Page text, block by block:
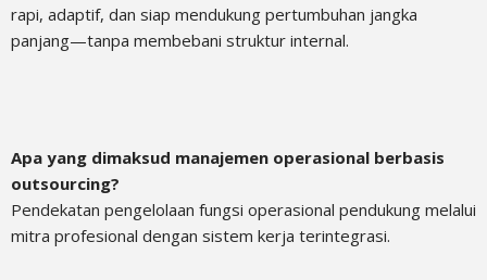
rapi, adaptif, dan siap mendukung pertumbuhan jangka
panjang—tanpa membebani struktur internal.
Apa yang dimaksud manajemen operasional berbasis
outsourcing?
Pendekatan pengelolaan fungsi operasional pendukung melalui
mitra profesional dengan sistem kerja terintegrasi.